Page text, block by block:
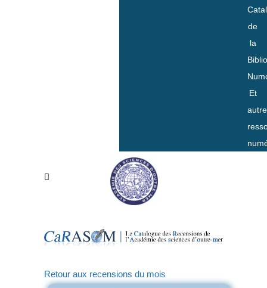
de
la
Et
Retour aux recensions du mois